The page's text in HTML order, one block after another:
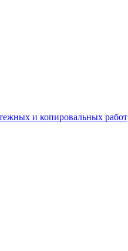
и копировальных работ